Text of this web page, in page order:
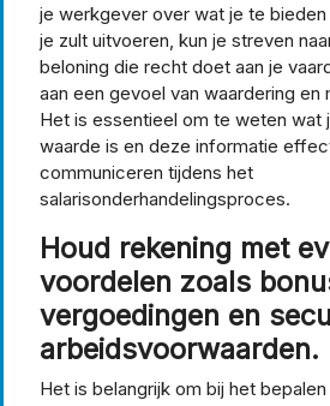
je werkgever over wat je te
je zult uitvoeren, kun je streven
beloning die recht doet aan je
aan een gevoel van waardering en
Het is essentieel om te weten wat
waarde is en deze informatie
communiceren tijdens het
salarisonderhandelingsproces.
Houd rekening met
voordelen zoals
vergoedingen en
arbeidsvoorwaarden.
Het is belangrijk om bij het